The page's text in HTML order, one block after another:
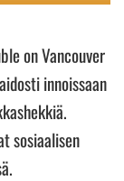
on Vancouver
innoissaan
sosiaalisen